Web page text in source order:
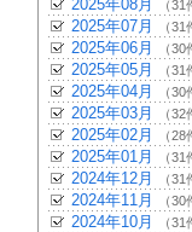
2025年08月 （31
2025年07月 （31
2025年06月 （30
2025年05月 （31
2025年04月 （30
2025年03月 （32
2025年02月 （28
2025年01月 （31
2024年12月 （31
2024年11月 （30
2024年10月 （31